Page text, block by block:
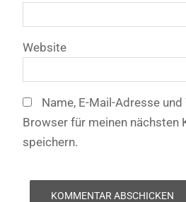
Website
Name, E-Mail-Adresse
Browser für meinen nächsten
speichern.